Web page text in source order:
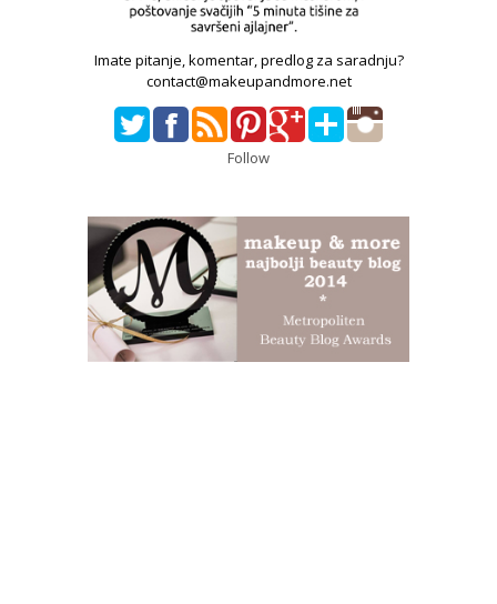
Imate pitanje, komentar, predlog za saradnju?
contact@makeupandmore.net
Follow